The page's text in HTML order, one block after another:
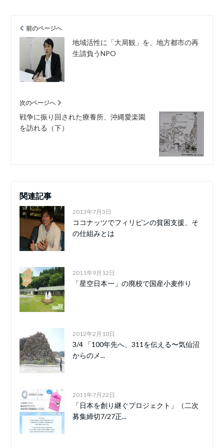
前のページへ
地域活性に「大局観」を、地方都市の再
生請負うNPO
次のページへ
戦争に振り回された療養所、沖縄愛楽園
を訪れる（下）
関連記事
2013年7月3日
ココナッツでフィリピンの貧困支援、そ
の仕組みとは
2011年9月12日
「星空日本一」の廃校で国産小麦作り
2012年2月10日
3/4 「100年先へ、311を伝える〜気仙沼
からのメ...
2011年7月22日
「日本を創り継ぐプロジェクト」（二次
募集締切7/27正...